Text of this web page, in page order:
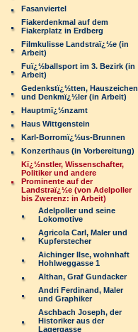
Fasanviertel
Fiakerdenkmal auf dem
Fiakerplatz in Erdberg
Filmkulisse Landstraï¿½e (in
Arbeit)
Fuï¿½ballsport im 3. Bezirk (in
Arbeit)
Gedenkstï¿½tten, Hauszeichen
und Denkmï¿½ler (in Arbeit)
Hauptmï¿½nzamt
Haus Wittgenstein
Karl-Borromï¿½us-Brunnen
Konzerthaus (in Vorbereitung)
Kï¿½nstler, Wissenschafter,
Politiker und andere
Prominente auf der
Landstraï¿½e (von Adelpoller
bis Zwerenz: in Arbeit)
Adelpoller und seine
Lokomotive
Agricola Carl, Maler und
Kupferstecher
Aichinger Ilse, wohnhaft
Hohlweggasse 1
Althan, Graf Gundacker
Andri Ferdinand, Maler
und Graphiker
Aschbach Joseph, der
Historiker aus der
Lagergasse